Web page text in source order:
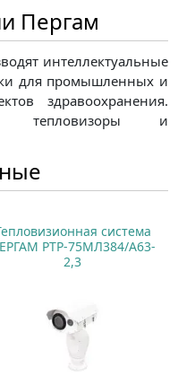
Пергам
интеллектуальные
для промышленных и
здравоохранения.
тепловизоры и
система
РТР-75МЛ384/А63-
2,3